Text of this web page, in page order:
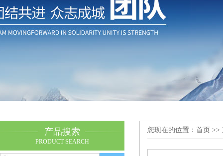
产品搜索
PRODUCT SEARCH
您现在的位置： 首页 >>